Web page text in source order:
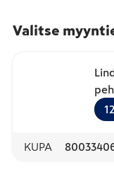
Valitse
12
KUPA